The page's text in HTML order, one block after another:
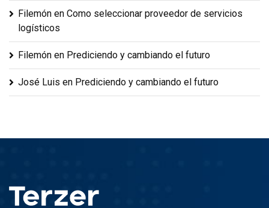
Filemón en Como seleccionar proveedor de servicios
logísticos
Filemón en Prediciendo y cambiando el futuro
José Luis en Prediciendo y cambiando el futuro